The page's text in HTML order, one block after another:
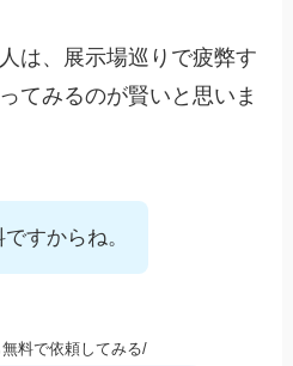
は、展示場巡りで疲弊す
てみるのが賢いと思いま
すからね。
料で依頼してみる/